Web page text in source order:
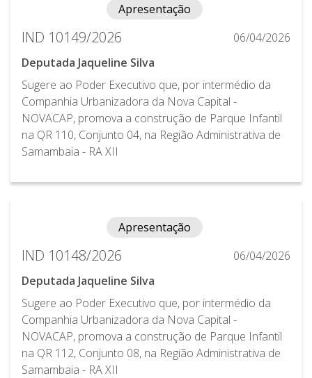
Apresentação
IND 10149/2026
06/04/2026
Deputada Jaqueline Silva
Sugere ao Poder Executivo que, por intermédio da
Companhia Urbanizadora da Nova Capital -
NOVACAP, promova a construção de Parque Infantil
na QR 110, Conjunto 04, na Região Administrativa de
Samambaia - RA XII
Apresentação
IND 10148/2026
06/04/2026
Deputada Jaqueline Silva
Sugere ao Poder Executivo que, por intermédio da
Companhia Urbanizadora da Nova Capital -
NOVACAP, promova a construção de Parque Infantil
na QR 112, Conjunto 08, na Região Administrativa de
Samambaia - RA XII